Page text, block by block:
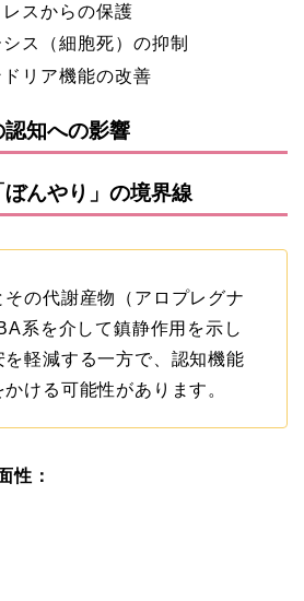
スからの保護
ス（細胞死）の抑制
ドリア機能の改善
知への影響
ぼんやり」の境界線
の代謝産物（アロプレグナ
系を介して鎮静作用を示し
を軽減する一方で、認知機能
ける可能性があります。
性：